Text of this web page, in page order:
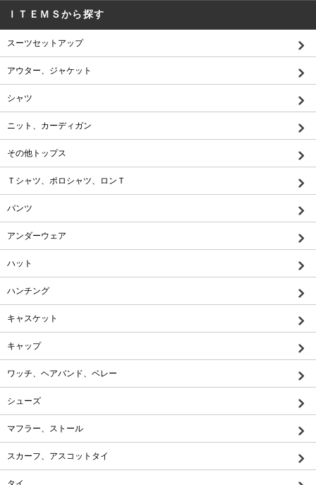
ＩＴＥＭＳから探す
スーツセットアップ
アウター、ジャケット
シャツ
ニット、カーディガン
その他トップス
Ｔシャツ、ポロシャツ、ロンＴ
パンツ
アンダーウェア
ハット
ハンチング
キャスケット
キャップ
ワッチ、ヘアバンド、ベレー
シューズ
マフラー、ストール
スカーフ、アスコットタイ